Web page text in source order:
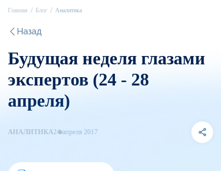
Главная Блог Аналитика
Назад
Будущая неделя глазами
экспертов (24 - 28
апреля)
АНАЛИТИКА24 апреля 2017